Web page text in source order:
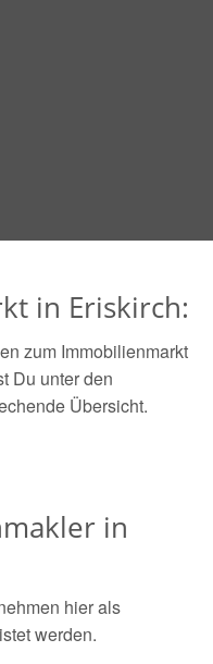
in Eriskirch:
zum Immobilienmarkt
Du unter den
Übersicht.
in
hier als
werden.